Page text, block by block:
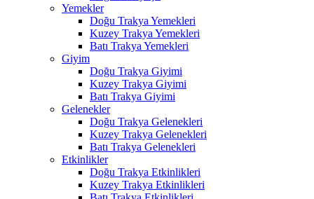
Yemekler
Doğu Trakya Yemekleri
Kuzey Trakya Yemekleri
Batı Trakya Yemekleri
Giyim
Doğu Trakya Giyimi
Kuzey Trakya Giyimi
Batı Trakya Giyimi
Gelenekler
Doğu Trakya Gelenekleri
Kuzey Trakya Gelenekleri
Batı Trakya Gelenekleri
Etkinlikler
Doğu Trakya Etkinlikleri
Kuzey Trakya Etkinlikleri